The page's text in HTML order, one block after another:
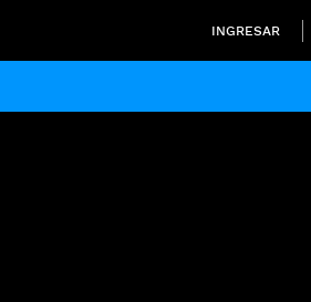
INGRESAR